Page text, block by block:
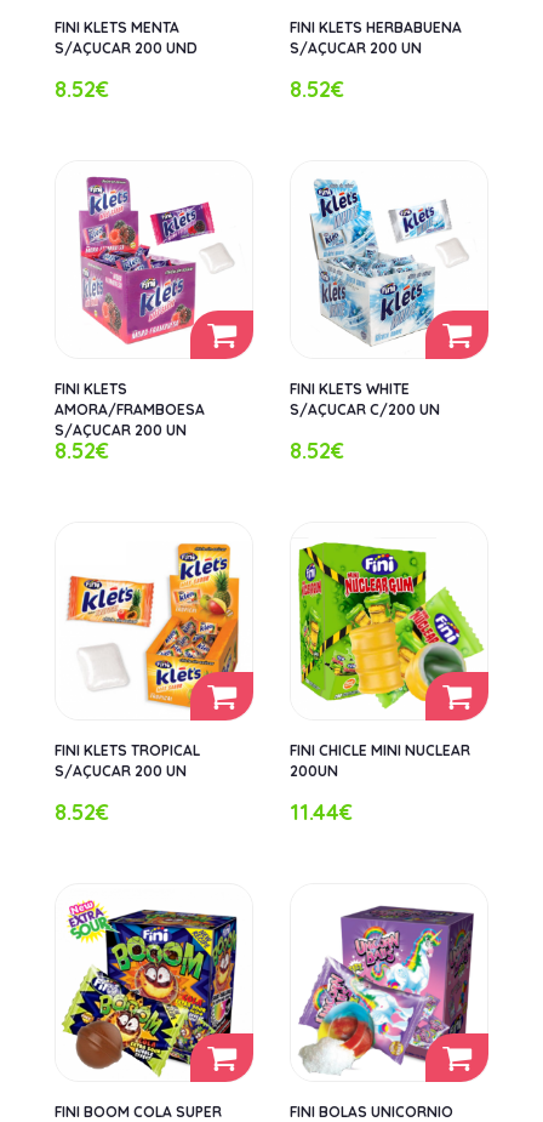
FINI KLETS MENTA
S/AÇUCAR 200 UND
8.52€
FINI KLETS HERBABUENA
S/AÇUCAR 200 UN
8.52€
FINI KLETS
AMORA/FRAMBOESA
S/AÇUCAR 200 UN
8.52€
FINI KLETS WHITE
S/AÇUCAR C/200 UN
8.52€
FINI KLETS TROPICAL
S/AÇUCAR 200 UN
8.52€
FINI CHICLE MINI NUCLEAR
200UN
11.44€
FINI BOOM COLA SUPER
FINI BOLAS UNICORNIO